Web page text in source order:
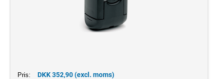
Pris: DKK 352,90 (excl. moms)